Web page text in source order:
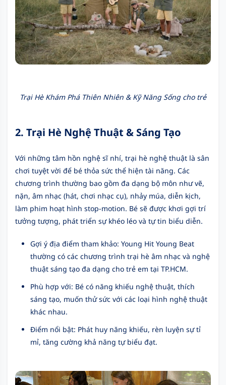
Trại Hè Khám Phá Thiên Nhiên & Kỹ Năng Sống cho trẻ
2. Trại Hè Nghệ Thuật & Sáng Tạo
Với những tâm hồn nghệ sĩ nhí, trại hè nghệ thuật là sân
chơi tuyệt vời để bé thỏa sức thể hiện tài năng. Các
chương trình thường bao gồm đa dạng bộ môn như vẽ,
nặn, âm nhạc (hát, chơi nhạc cụ), nhảy múa, diễn kịch,
làm phim hoạt hình stop-motion. Bé sẽ được khơi gợi trí
tưởng tượng, phát triển sự khéo léo và tự tin biểu diễn.
Gợi ý địa điểm tham khảo: Young Hit Young Beat
thường có các chương trình trại hè âm nhạc và nghệ
thuật sáng tạo đa dạng cho trẻ em tại TP.HCM.
Phù hợp với: Bé có năng khiếu nghệ thuật, thích
sáng tạo, muốn thử sức với các loại hình nghệ thuật
khác nhau.
Điểm nổi bật: Phát huy năng khiếu, rèn luyện sự tỉ
mỉ, tăng cường khả năng tự biểu đạt.